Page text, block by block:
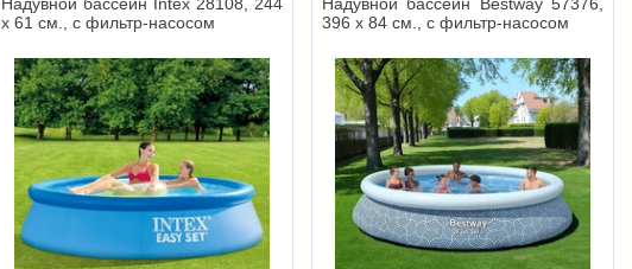
х 61 см., с фильтр-насосом
396 х 84 см., с фильтр-насосом